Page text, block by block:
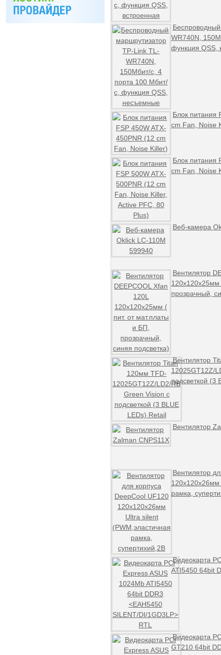
WR740N,
функция QSS,
Блок питания
cm Fan, Noise
Блок питания
cm Fan, Noise
Веб-камера
Вентилятор
120x120x25мм
прозрачный,
Вентилятор
12025GT12Z/
подсветкой (3
Вентилятор
Вентилятор
120x120x26мм
рамка,
Видеокарта
ATI5450 64bit
Видеокарта
GT210 64bit